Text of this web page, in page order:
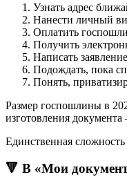
Узнать адрес
Нанести личный
Оплатить
Получить
Написать
Подождать, пока
Понять,
Размер госпошлины в
изготовления документа
Единственная
🔻 В «Мои